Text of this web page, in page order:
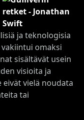
ja teknologisia
omaksi
sisältävät usein
visioita ja
vielä noudata
tai